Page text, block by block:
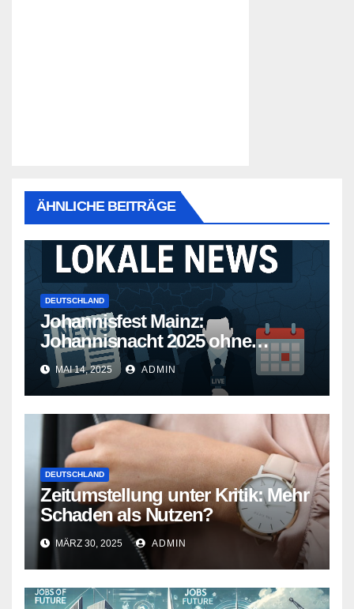
ÄHNLICHE BEITRÄGE
DEUTSCHLAND
Johannisfest Mainz:
Johannisnacht 2025 ohne
Feuerwerk
MAI 14, 2025 ADMIN
DEUTSCHLAND
Zeitumstellung unter Kritik: Mehr
Schaden als Nutzen?
MÄRZ 30, 2025 ADMIN